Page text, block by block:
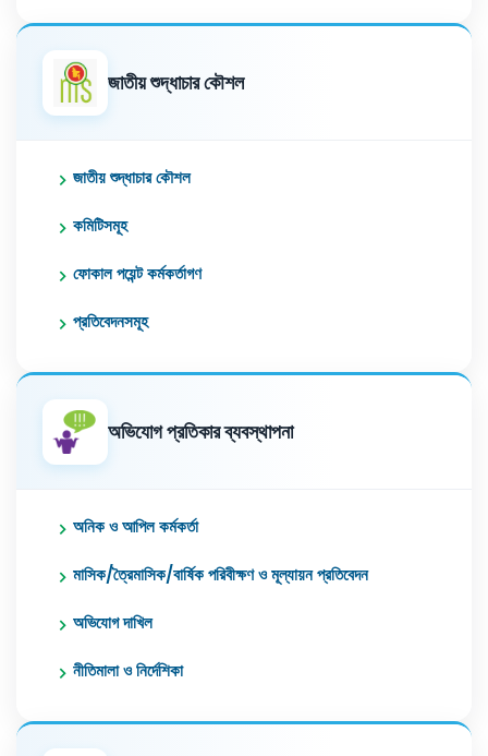
জাতীয় শুদ্ধাচার কৌশল
জাতীয় শুদ্ধাচার কৌশল
কমিটিসমূহ
ফোকাল পয়েন্ট কর্মকর্তাগণ
প্রতিবেদনসমূহ
অভিযোগ প্রতিকার ব্যবস্থাপনা
অনিক ও আপিল কর্মকর্তা
মাসিক/ত্রৈমাসিক/বার্ষিক পরিবীক্ষণ ও মূল্যায়ন প্রতিবেদন
অভিযোগ দাখিল
নীতিমালা ও নির্দেশিকা